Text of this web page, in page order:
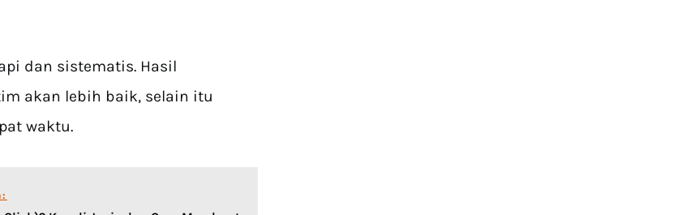
dan sistematis. Hasil
akan lebih baik, selain itu
waktu.